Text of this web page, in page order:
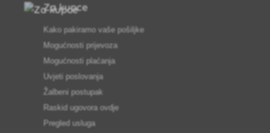
Za kupce
Kako pakiramo vaše pošiljke
Mogućnosti prijevoza
Mogućnosti plaćanja
Uvjeti poslovanja
Žalbeni postupak
Raskid ugovora ovdje
Pregled usluga